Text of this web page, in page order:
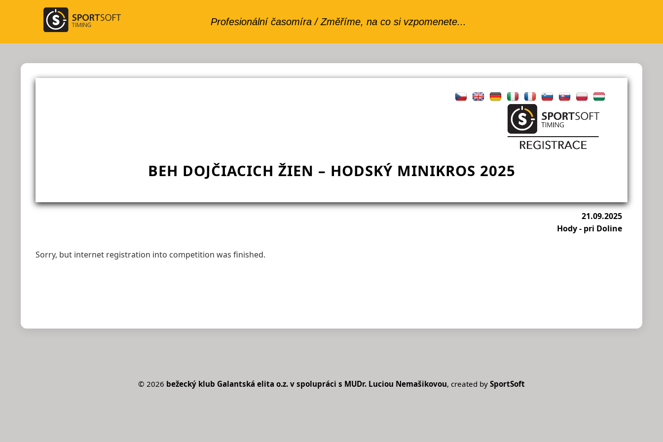
BEH DOJČIACICH ŽIEN – HODSKÝ MINIKROS 2025
21.09.2025
Hody - pri Doline
Sorry, but internet registration into competition was finished.
© 2026 bežecký klub Galantská elita o.z. v spolupráci s MUDr. Luciou Nemašikovou, created by SportSoft